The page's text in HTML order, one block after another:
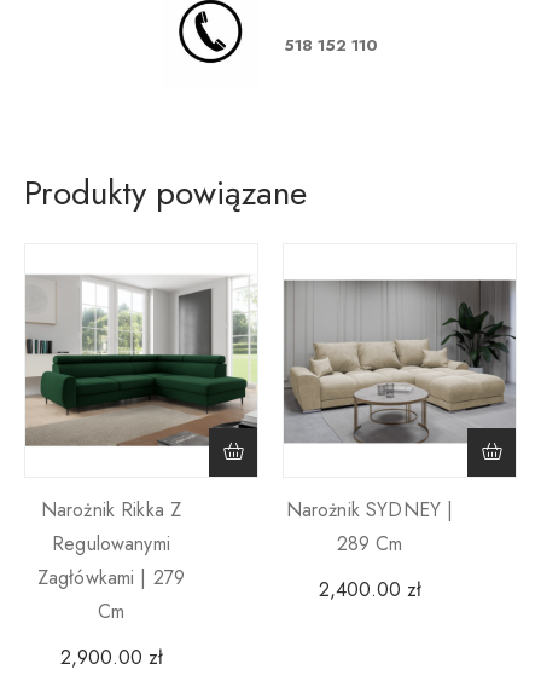
518 152 110
Produkty powiązane
Narożnik Rikka Z
Regulowanymi
Zagłówkami | 279
Cm
2,900.00 zł
Narożnik SYDNEY |
289 Cm
2,400.00 zł